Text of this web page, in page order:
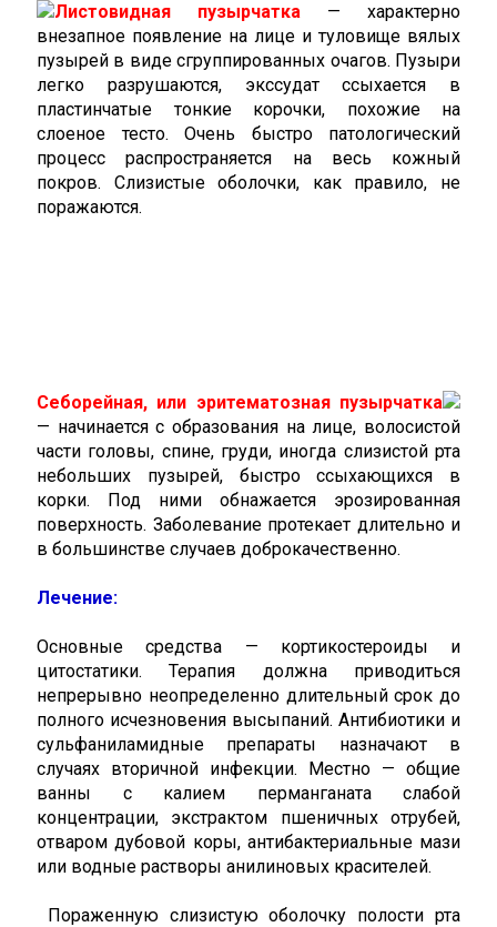
Листовидная пузырчатка — характерно
внезапное появление на лице и туловище вялых
пузырей в виде сгруппированных очагов. Пузыри
легко разрушаются, экссудат ссыхается в
пластинчатые тонкие корочки, похожие на
слоеное тесто. Очень быстро патологический
процесс распространяется на весь кожный
покров. Слизистые оболочки, как правило, не
поражаются.
Себорейная, или эритематозная пузырчатка
— начинается с образования на лице, волосистой
части головы, спине, груди, иногда слизистой рта
небольших пузырей, быстро ссыхающихся в
корки. Под ними обнажается эрозированная
поверхность. Заболевание протекает длительно и
в большинстве случаев доброкачественно.
Лечение:
Основные средства — кортикостероиды и
цитостатики. Терапия должна приводиться
непрерывно неопределенно длительный срок до
полного исчезновения высыпаний. Антибиотики и
сульфаниламидные препараты назначают в
случаях вторичной инфекции. Местно — общие
ванны с калием перманганата слабой
концентрации, экстрактом пшеничных отрубей,
отваром дубовой коры, антибактериальные мази
или водные растворы анилиновых красителей.
Пораженную слизистую оболочку полости рта